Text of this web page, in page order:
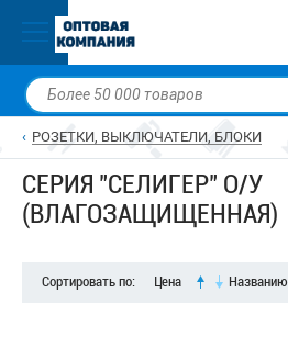
РОЗЕТКИ, ВЫКЛЮЧАТЕЛИ, БЛОКИ
СЕРИЯ "СЕЛИГЕР" О/У
(ВЛАГОЗАЩИЩЕННАЯ)
Сортировать по: Цена Названию